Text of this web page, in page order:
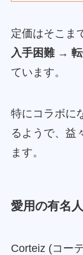
定価はそこま
入手困難 →
ています。
特にコラボに
るようで、益
ます。
愛用の有名
Corteiz (コー